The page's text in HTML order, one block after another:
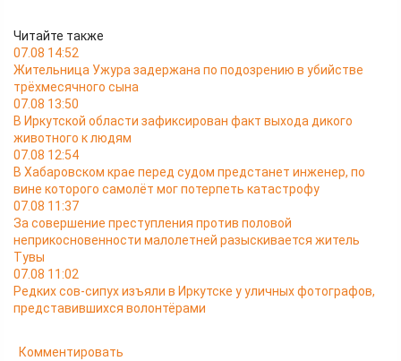
Читайте также
07.08 14:52
Жительница Ужура задержана по подозрению в убийстве
трёхмесячного сына
07.08 13:50
В Иркутской области зафиксирован факт выхода дикого
животного к людям
07.08 12:54
В Хабаровском крае перед судом предстанет инженер, по
вине которого самолёт мог потерпеть катастрофу
07.08 11:37
За совершение преступления против половой
неприкосновенности малолетней разыскивается житель
Тувы
07.08 11:02
Редких сов-сипух изъяли в Иркутске у уличных фотографов,
представившихся волонтёрами
Комментировать